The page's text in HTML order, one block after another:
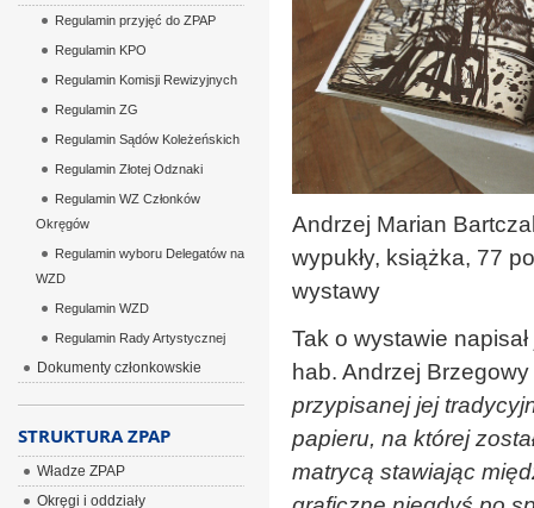
Andrzej Marian
wypukły, książka, 77
wystawy
Tak o wystawie
hab. Andrzej
przypisanej jej
papieru, na której
matrycą stawiając
Regulamin przyjęć do ZPAP
Regulamin KPO
Regulamin Komisji Rewizyjnych
Regulamin ZG
Regulamin Sądów Koleżeńskich
Regulamin Złotej Odznaki
Regulamin WZ Członków
Okręgów
Regulamin wyboru Delegatów na
WZD
Regulamin WZD
Regulamin Rady Artystycznej
Dokumenty członkowskie
STRUKTURA ZPAP
Władze ZPAP
Okręgi i oddziały